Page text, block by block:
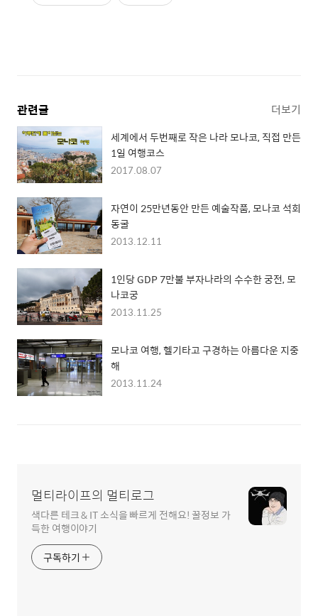
관련글 더보기
세계에서 두번째로 작은 나라 모나코, 직접 만든
1일 여행코스
2017.08.07
자연이 25만년동안 만든 예술작품, 모나코 석회
동굴
2013.12.11
1인당 GDP 7만불 부자나라의 수수한 궁전, 모
나코궁
2013.11.25
모나코 여행, 헬기타고 구경하는 아름다운 지중
해
2013.11.24
멀티라이프의 멀티로그
색다른 테크 & IT 소식을 빠르게 전해요! 꿀정보 가
득한 여행이야기
구독하기